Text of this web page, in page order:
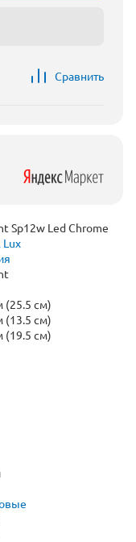
Sp12w Led Chrome
Lux
(25.5 см)
(13.5 см)
(19.5 см)
Сравнить